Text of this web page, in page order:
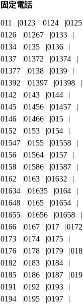
固定電話
011 0123 0124
0125
0126
01267
0133
0134
0135
0136
0137
01372
01374
01377
0138
0139
01392
01397
01398
0142
0143
0144
0145
01456
01457
0146
01466
015
0152
0153
0154
01547
0155
01558
0156
01564
0157
0158
01586
01587
0162
0163
01632
01634
01635
0164
01648
0165
01654
01655
01656
01658
0166
0167 017
0172
0173
0174
0175
0176
0178 0179
018
0182
0183
0184
0185
0186 0187
019
0191
0192
0193
0194
0195
0197